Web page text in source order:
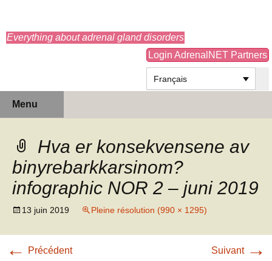
Everything about adrenal gland disorders
Login AdrenalNET Partners
Français
Menu
Hva er konsekvensene av
binyrebarkkarsinom?
infographic NOR 2 – juni 2019
13 juin 2019 Pleine résolution (990 × 1295)
← Précédent Suivant →